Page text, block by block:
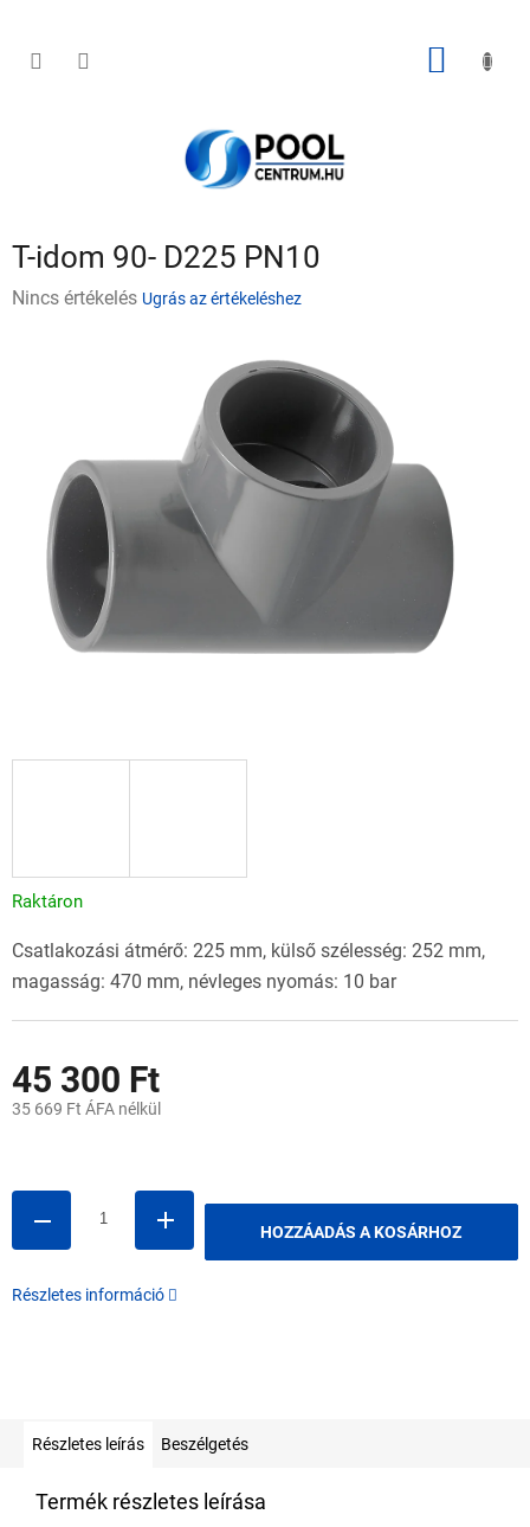
KOSÁR
T-idom 90- D225 PN10
A
csillag.
Nincs értékelés Ugrás az értékeléshez
45 300 Ft
35 669 Ft ÁFA nélkül
Raktáron
HOZZÁADÁS A KOSÁRHOZ
Csatlakozási átmérő: 225 mm, külső szélesség: 252 mm,
magasság: 470 mm, névleges nyomás: 10 bar
Részletes információ
Részletes leírás Beszélgetés
Termék részletes leírása